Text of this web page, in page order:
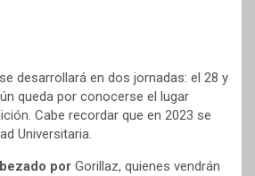
desarrollará en dos jornadas: el 28 y
queda por conocerse el lugar
Cabe recordar que en 2023 se
Universitaria.
por Gorillaz, quienes vendrán